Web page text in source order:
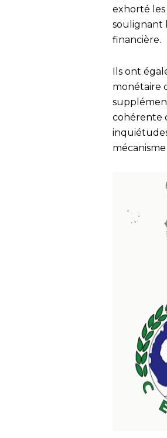
exhorté les
soulignant
financière.
Ils ont
monétaire
cohérente